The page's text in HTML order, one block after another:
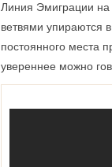
Линия Эмиграции на
ветвями упираются
постоянного места
увереннее можно